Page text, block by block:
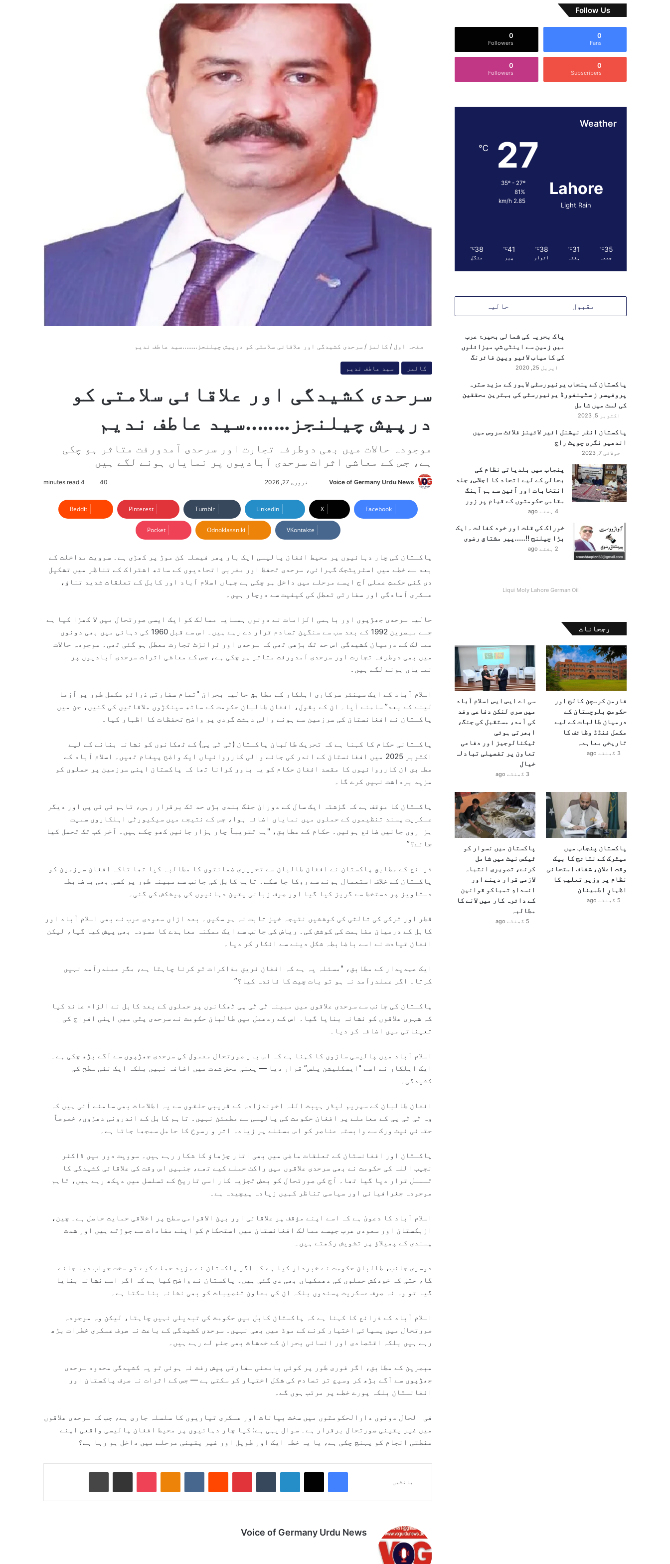
صفحہ اول / کالمز / سرحدی کشیدگی اور علاقائی سلامتی کو درپیش چیلنجز……..سید عاطف ندیم
کالمز سید عاطف ندیم
سرحدی کشیدگی اور علاقائی سلامتی کو
درپیش چیلنجز……..سید عاطف ندیم
موجودہ حالات میں بھی دوطرفہ تجارت اور سرحدی آمدورفت متاثر ہو چکی
ہے، جس کے معاشی اثرات سرحدی آبادیوں پر نمایاں ہونے لگے ہیں
Voice of Germany Urdu News
n
d
n
فروری 27, 2026 40
Facebook
X
LinkedIn
Tumblr
Pinterest
Reddit
VKontakte
Odnoklassniki
Pocket
پاکستان کی چار دہائیوں پر محیط افغان پالیسی ایک بار پھر فیصلہ کن موڑ پر کھڑی ہے۔ سوویت مداخلت کے
بعد سے خطے میں اسٹریٹجک گہرائی، سرحدی تحفظ اور مغربی اتحادیوں کے ساتھ اشتراک کے تناظر میں تشکیل
دی گئی حکمتِ عملی آج ایسے مرحلے میں داخل ہو چکی ہے جہاں اسلام آباد اور کابل کے تعلقات شدید تناؤ،
عسکری آمادگی اور سفارتی تعطل کی کیفیت سے دوچار ہیں۔
حالیہ سرحدی جھڑپوں اور باہمی الزامات نے دونوں ہمسایہ ممالک کو ایک ایسی صورتحال میں لا کھڑا کیا ہے
جسے مبصرین 1992 کے بعد سب سے سنگین تصادم قرار دے رہے ہیں۔ اس سے قبل 1960 کی دہائی میں بھی دونوں
ممالک کے درمیان کشیدگی اس حد تک بڑھی تھی کہ سرحدی اور ٹرانزٹ تجارت معطل ہو گئی تھی۔ موجودہ حالات
میں بھی دوطرفہ تجارت اور سرحدی آمدورفت متاثر ہو چکی ہے، جس کے معاشی اثرات سرحدی آبادیوں پر
نمایاں ہونے لگے ہیں۔
اسلام آباد کے ایک سینئر سرکاری اہلکار کے مطابق حالیہ بحران "تمام سفارتی ذرائع مکمل طور پر آزما
لینے کے بعد” سامنے آیا۔ ان کے بقول، افغان طالبان حکومت کے ساتھ سینکڑوں ملاقاتیں کی گئیں، جن میں
پاکستان نے افغانستان کی سرزمین سے ہونے والی دہشت گردی پر واضح تحفظات کا اظہار کیا۔
پاکستانی حکام کا کہنا ہے کہ تحریک طالبان پاکستان (ٹی ٹی پی) کے ٹھکانوں کو نشانہ بنانے کے لیے
اکتوبر 2025 میں افغانستان کے اندر کی جانے والی کارروائیاں ایک واضح پیغام تھیں۔ اسلام آباد کے
مطابق ان کارروائیوں کا مقصد افغان حکام کو یہ باور کرانا تھا کہ پاکستان اپنی سرزمین پر حملوں کو
مزید برداشت نہیں کرے گا۔
پاکستان کا مؤقف ہے کہ گزشتہ ایک سال کے دوران جنگ بندی بڑی حد تک برقرار رہی، تاہم ٹی ٹی پی اور دیگر
عسکریت پسند تنظیموں کے حملوں میں نمایاں اضافہ ہوا، جس کے نتیجے میں سیکیورٹی اہلکاروں سمیت
ہزاروں جانیں ضائع ہوئیں۔ حکام کے مطابق، "ہم تقریباً چار ہزار جانیں کھو چکے ہیں۔ آخر کب تک تحمل کیا
جائے؟”
ذرائع کے مطابق پاکستان نے افغان طالبان سے تحریری ضمانتوں کا مطالبہ کیا تھا تاکہ افغان سرزمین کو
پاکستان کے خلاف استعمال ہونے سے روکا جا سکے۔ تاہم کابل کی جانب سے مبینہ طور پر کسی بھی باضابطہ
دستاویز پر دستخط سے گریز کیا گیا اور صرف زبانی یقین دہانیوں کی پیشکش کی گئی۔
قطر اور ترکی کی ثالثی کی کوششیں نتیجہ خیز ثابت نہ ہو سکیں۔ بعد ازاں سعودی عرب نے بھی اسلام آباد اور
کابل کے درمیان مفاہمت کی کوشش کی۔ ریاض کی جانب سے ایک ممکنہ معاہدے کا مسودہ بھی پیش کیا گیا، لیکن
افغان قیادت نے اسے باضابطہ شکل دینے سے انکار کر دیا۔
ایک عہدیدار کے مطابق، "مسئلہ یہ ہے کہ افغان فریق مذاکرات تو کرنا چاہتا ہے، مگر عملدرآمد نہیں
کرتا۔ اگر عملدرآمد نہ ہو تو بات چیت کا فائدہ کیا؟”
پاکستان کی جانب سے سرحدی علاقوں میں مبینہ ٹی ٹی پی ٹھکانوں پر حملوں کے بعد کابل نے الزام عائد کیا
کہ شہری علاقوں کو نشانہ بنایا گیا۔ اس کے ردعمل میں طالبان حکومت نے سرحدی پٹی میں اپنی افواج کی
تعیناتی میں اضافہ کر دیا۔
اسلام آباد میں پالیسی سازوں کا کہنا ہے کہ اس بار صورتحال معمول کی سرحدی جھڑپوں سے آگے بڑھ چکی ہے۔
ایک اہلکار نے اسے "ایسکلیشن پلس” قرار دیا — یعنی محض شدت میں اضافہ نہیں بلکہ ایک نئی سطح کی
کشیدگی۔
افغان طالبان کے سپریم لیڈر ہیبت اللہ اخوندزادہ
کے قریبی حلقوں سے یہ اطلاعات بھی سامنے آئی ہیں کہ
وہ ٹی ٹی پی کے معاملے پر افغان حکومت کی پالیسی سے مطمئن نہیں۔ تاہم کابل کے اندرونی دھڑوں، خصوصاً
حقانی نیٹ ورک سے وابستہ عناصر کو اس مسئلے پر زیادہ اثر و رسوخ کا حامل سمجھا جاتا ہے۔
پاکستان اور افغانستان کے تعلقات ماضی میں بھی اتار چڑھاؤ کا شکار رہے ہیں۔ سوویت دور میں ڈاکٹر
نجیب اللہ
کی حکومت نے بھی سرحدی علاقوں میں راکٹ حملے کیے تھے، جنہیں اس وقت کی علاقائی کشیدگی کا
تسلسل قرار دیا گیا تھا۔ آج کی صورتحال کو بعض تجزیہ کار اسی تاریخ کے تسلسل میں دیکھ رہے ہیں، تاہم
موجودہ جغرافیائی اور سیاسی تناظر کہیں زیادہ پیچیدہ ہے۔
اسلام آباد کا دعویٰ ہے کہ اسے اپنے مؤقف پر علاقائی اور بین الاقوامی سطح پر اخلاقی حمایت حاصل ہے۔ چین،
ازبکستان اور سعودی عرب جیسے ممالک افغانستان میں استحکام کو اپنے مفادات سے جوڑتے ہیں اور شدت
پسندی کے پھیلاؤ پر تشویش رکھتے ہیں۔
دوسری جانب، طالبان حکومت نے خبردار کیا ہے کہ اگر پاکستان نے مزید حملے کیے تو سخت جواب دیا جائے
گا، حتیٰ کہ خودکش حملوں کی دھمکیاں بھی دی گئی ہیں۔ پاکستان نے واضح کیا ہے کہ اگر اسے نشانہ بنایا
گیا تو وہ نہ صرف عسکریت پسندوں بلکہ ان کی معاون تنصیبات کو بھی نشانہ بنا سکتا ہے۔
اسلام آباد کے ذرائع کا کہنا ہے کہ پاکستان کابل میں حکومت کی تبدیلی نہیں چاہتا، لیکن وہ موجودہ
صورتحال میں پسپائی اختیار کرنے کے موڈ میں بھی نہیں۔ سرحدی کشیدگی کے باعث نہ صرف عسکری خطرات بڑھ
رہے ہیں بلکہ اقتصادی اور انسانی بحران کے خدشات بھی جنم لے رہے ہیں۔
مبصرین کے مطابق، اگر فوری طور پر کوئی بامعنی سفارتی پیش رفت نہ ہوئی تو یہ کشیدگی محدود سرحدی
جھڑپوں سے آگے بڑھ کر وسیع تر تصادم کی شکل اختیار کر سکتی ہے — جس کے اثرات نہ صرف پاکستان اور
افغانستان بلکہ پورے خطے پر مرتب ہوں گے۔
فی الحال دونوں دارالحکومتوں میں سخت بیانات اور عسکری تیاریوں کا سلسلہ جاری ہے، جب کہ سرحدی علاقوں
میں غیر یقینی صورتحال برقرار ہے۔ سوال یہی ہے: کیا چار دہائیوں پر محیط افغان پالیسی واقعی اپنے
منطقی انجام کو پہنچ چکی ہے، یا یہ خطہ ایک اور طویل اور غیر یقینی مرحلے میں داخل ہو رہا ہے؟
بانٹیں
X
LinkedIn
VKontakte ای میل کے ذریعے شیئر کریں
Voice of Germany Urdu News
Follow Us
0
Fans
0
Followers
0
Subscribers
0
Followers
Weather
Lahore
Light Rain
27
℃
35º - 27º
81%
2.85 km/h
35
℃
جمعہ
31
℃
ہفتہ
38
℃
اتوار
41
℃
پیر
38
℃
منگل
مقبول حالیہ
پاک بحریہ کی شمالی بحیرۂ عرب
میں زمین سے اینٹی شپ میزائلوں
کی کامیاب لائیو ویپن فائرنگ
اپریل 25, 2020
پاکستان کے پنجاب یونیورسٹی لاہور کے مزید سترہ
پروفیسر ز سٹینفورڈ یونیورسٹی کی بہترین محققین
کی لسٹ میں شامل
اکتوبر 5, 2023
پاکستان انٹر نیشنل ائیر لائینز فلائٹ سروس میں
اندھیر نگری چوپٹ راج
جولائی 7, 2023
پنجاب میں بلدیاتی نظام کی
بحالی کے لیے اتحاد کا اجلاس، جلد
انتخابات اور آئین سے ہم آہنگ
مقامی حکومتوں کے قیام پر زور
4 ہفتے ago
خوراک کی قلت اور خود کفالت ۔ایک
بڑا چیلنج !!……پیر مشتاق رضوی
2 ہفتے ago
Liqui Moly Lahore German Oil
رجحانات
فارمن کرسچن کالج اور
حکومتِ بلوچستان کے
درمیان طالبات کے لیے
مکمل فنڈڈ وظائف کا
تاریخی معاہدہ
3 گھنٹے ago
سی اے ایس ایس اسلام آباد
میں سری لنکن دفاعی وفد
کی آمد، مستقبل کی جنگ،
ابھرتی ہوئی
ٹیکنالوجیز اور دفاعی
تعاون پر تفصیلی تبادلہ
خیال
3 گھنٹے ago
پاکستان پنجاب میں
میٹرک کے نتائج کا بیک
وقت اعلان، شفاف امتحانی
نظام پر وزیر تعلیم کا
اظہارِ اطمینان
5 گھنٹے ago
پاکستان میں نسوار کو
ٹیکس نیٹ میں شامل
کرنے، تصویری انتباہ
لازمی قرار دینے اور
انسدادِ تمباکو قوانین
کے دائرہ کار میں لانے کا
مطالبہ
5 گھنٹے ago